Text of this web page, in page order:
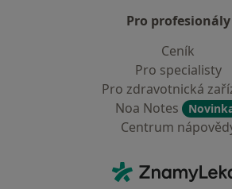
Pro profesionály
Ceník
Pro specialisty
Pro zdravotnická
Noa Notes
Centrum